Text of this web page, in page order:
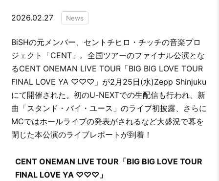
2026.02.27 News
BiSHの元メンバー、セントチヒロ・チッチの音楽プロ
ジェクト「CENT」。全国ツアーのファイナル公演とな
るCENT ONEMAN LIVE TOUR「BIG BIG LOVE TOUR
FINAL LOVE YA ♡♡♡」が2月25日(水)Zepp Shinjuku
にて開催された。初のU-NEXTでの生配信も行われ、新
曲「スタンド・バイ・ユース」のライブ初披露、さらに
MCではホールライブの発表がされるなど大盛況で幕を
閉じた本公演のライブレポートが到着！
CENT ONEMAN LIVE TOUR「BIG BIG LOVE TOUR
FINAL LOVE YA ♡♡♡」